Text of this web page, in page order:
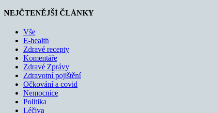
NEJČTENĚJŠÍ ČLÁNKY
Vše
E-health
Zdravé recepty
Komentáře
Zdravé Zprávy
Zdravotní pojištění
Očkování a covid
Nemocnice
Politika
Léčiva